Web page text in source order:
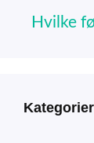
Hvilke
Kategorier